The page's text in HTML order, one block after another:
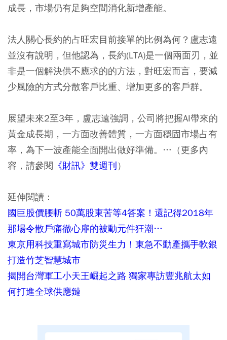
成長，市場仍有足夠空間消化新增產能。
法人關心長約的占旺宏目前接單的比例為何？盧志遠
並沒有說明，但他認為，長約(LTA)是一個兩面刃，並
非是一個解決供不應求的的方法，對旺宏而言，要減
少風險的方式分散客戶比重、增加更多的客戶群。
展望未來2至3年，盧志遠強調，公司將把握AI帶來的
黃金成長期，一方面改善體質，一方面穩固市場占有
率，為下一波產能全面開出做好準備。…（更多內
容，請參閱 《財訊》雙週刊）
延伸閱讀：
國巨股價腰斬 50萬股東苦等4答案！還記得2018年
那場令散戶痛徹心扉的被動元件狂潮…
東京用科技重寫城市防災生力！東急不動產攜手軟銀
打造竹芝智慧城市
揭開台灣軍工小天王崛起之路 獨家專訪豐兆航太如
何打進全球供應鏈